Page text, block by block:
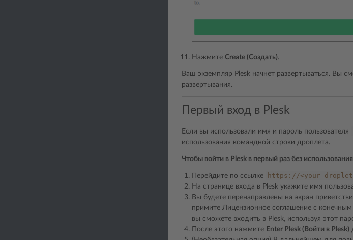
Нажмите Create (Создать).
Ваш экземпляр Plesk начнет развертываться. Вы
развертывания.
Первый вход в Plesk
Если вы использовали имя и пароль пользователя
использования командной строки дроплета.
Чтобы войти в Plesk в первый раз без
Перейдите по ссылке https://<your-
На странице входа в Plesk укажите имя
Вы будете перенаправлены на экран
примите Лицензионное соглашение с
вы сможете входить в Plesk, используя этот
После этого нажмите Enter Plesk (Войти в Plesk)